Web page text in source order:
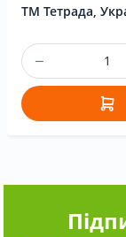
ТМ Тетрада,